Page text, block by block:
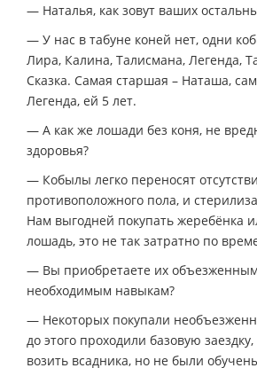
— Наталья, как зовут ваших
— У нас в табуне коней нет, одни
Лира, Калина, Талисмана, Легенда,
Сказка. Самая старшая – Наташа,
Легенда, ей 5 лет.
— А как же лошади без коня, не
здоровья?
— Кобылы легко переносят
противоположного пола, и
Нам выгодней покупать жеребёнка
лошадь, это не так затратно по
— Вы приобретаете их
необходимым навыкам?
— Некоторых покупали
до этого проходили базовую
возить всадника, но не были